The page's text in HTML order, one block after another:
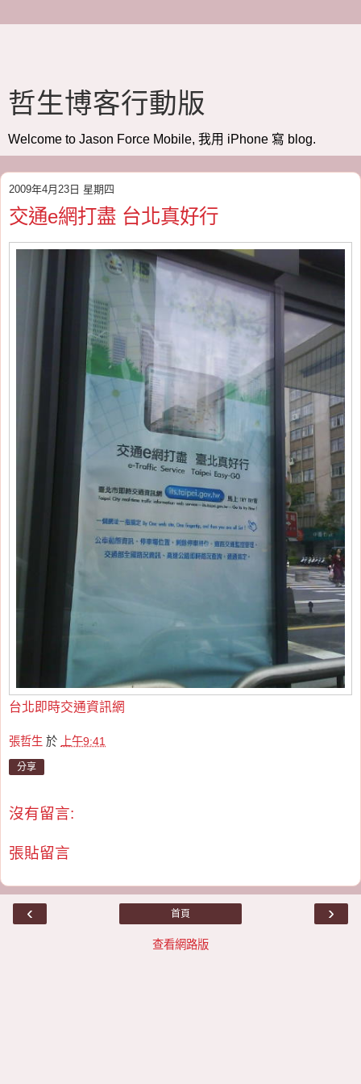
哲生博客行動版
Welcome to Jason Force Mobile, 我用 iPhone 寫 blog.
2009年4月23日 星期四
交通e網打盡 台北真好行
台北即時交通資訊網
張哲生 於 上午9:41
分享
沒有留言:
張貼留言
‹ ›
首頁
查看網路版